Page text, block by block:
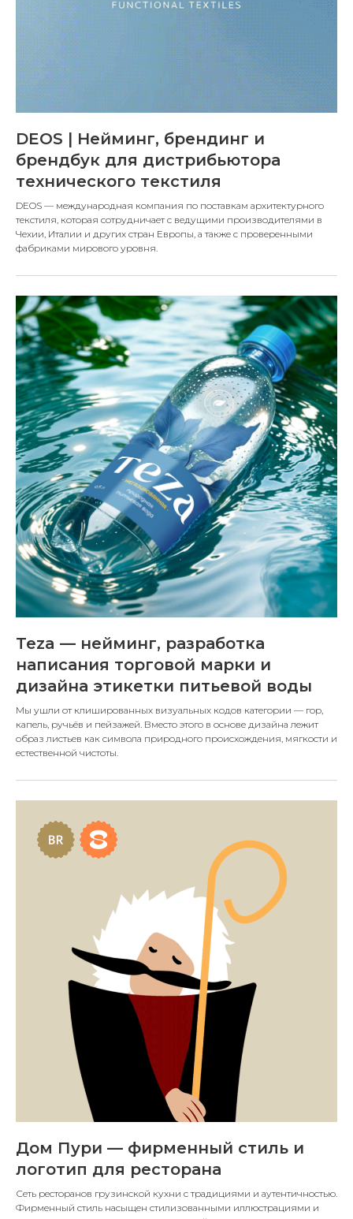
DEOS | Нейминг, брендинг и
брендбук для дистрибьютора
технического текстиля
DEOS — международная компания по поставкам архитектурного
текстиля, которая сотрудничает с ведущими производителями в
Чехии, Италии и других стран Европы, а также с проверенными
фабриками мирового уровня.
Teza — нейминг, разработка
написания торговой марки и
дизайна этикетки питьевой воды
Мы ушли от клишированных визуальных кодов категории — гор,
капель, ручьёв и пейзажей. Вместо этого в основе дизайна лежит
образ листьев как символа природного происхождения, мягкости и
естественной чистоты.
Дом Пури — фирменный стиль и
логотип для ресторана
Сеть ресторанов грузинской кухни с традициями и аутентичностью.
Фирменный стиль насыщен стилизованными иллюстрациями и